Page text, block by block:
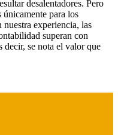
desalentadores. Pero
únicamente para los
experiencia, las
superan con
decir, se nota el valor que